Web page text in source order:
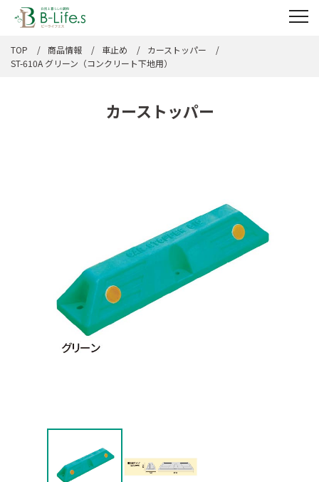
TOP 商品情報 車止め
カーストッパー
ST-610A グリーン（コンクリート下地用）
カーストッパー